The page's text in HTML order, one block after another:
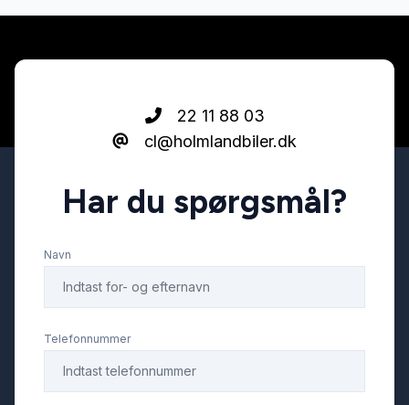
22 11 88 03
cl@holmlandbiler.dk
Har du spørgsmål?
Navn
Telefonnummer